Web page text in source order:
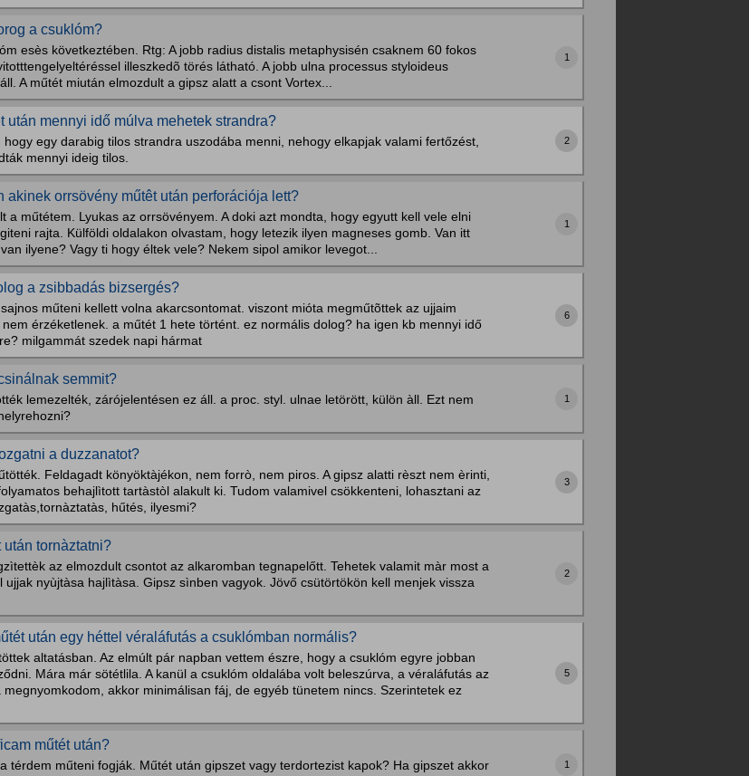
a csuklóm?
esès következtében. Rtg: A jobb radius distalis metaphysisén csaknem 60 fokos
illeszkedõ törés látható. A jobb ulna processus styloideus
A műtét miután elmozdult a gipsz alatt a csont Vortex...
1
után mennyi idő múlva mehetek strandra?
hogy egy darabig tilos strandra uszodába menni, nehogy elkapjak valami fertőzést,
mennyi ideig tilos.
2
akinek orrsövény műtêt után perforációja lett?
a műtétem. Lyukas az orrsövényem. A doki azt mondta, hogy egyutt kell vele elni
rajta. Külföldi oldalakon olvastam, hogy letezik ilyen magneses gomb. Van itt
ilyene? Vagy ti hogy éltek vele? Nekem sipol amikor levegot...
1
a zsibbadás bizsergés?
műteni kellett volna akarcsontomat. viszont mióta megműtõttek az ujjaim
érzéketlenek. a műtét 1 hete történt. ez normális dolog? ha igen kb mennyi idő
milgammát szedek napi hármat
6
semmit?
lemezelték, zárójelentésen ez áll. a proc. styl. ulnae letörött, külön àll. Ezt nem
1
a duzzanatot?
Feldagadt könyöktàjékon, nem forrò, nem piros. A gipsz alatti rèszt nem èrinti,
behajlìtott tartàstòl alakult ki. Tudom valamivel csökkenteni, lohasztani az
hűtés, ilyesmi?
3
után tornàztatni?
az elmozdult csontot az alkaromban tegnapelőtt. Tehetek valamit màr most a
ujjak nyùjtàsa hajlìtàsa. Gipsz sìnben vagyok. Jövő csütörtökön kell menjek vissza
2
után egy héttel véraláfutás a csuklómban normális?
altatásban. Az elmúlt pár napban vettem észre, hogy a csuklóm egyre jobban
Mára már sötétlila. A kanül a csuklóm oldalába volt beleszúrva, a véraláfutás az
megnyomkodom, akkor minimálisan fáj, de egyéb tünetem nincs. Szerintetek ez
5
műtét után?
térdem műteni fogják. Műtét után gipszet vagy terdortezist kapok? Ha gipszet akkor
1